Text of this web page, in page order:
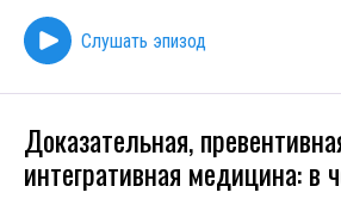
Слушать эпизод
Доказательная,
интегративная медицина: в